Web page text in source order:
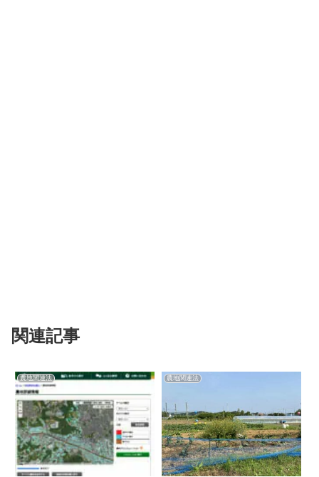
関連記事
農地関連法 農地関連法